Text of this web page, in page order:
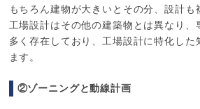
もちろん建物が大きいとその分、設計も
工場設計はその他の建築物とは異なり、
多く存在しており、工場設計に特化した
ます。
②ゾーニングと動線計画